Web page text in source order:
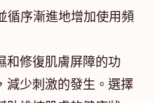
循序漸進地增加使用頻
和修復肌膚屏障的功
減少刺激的發生。選擇